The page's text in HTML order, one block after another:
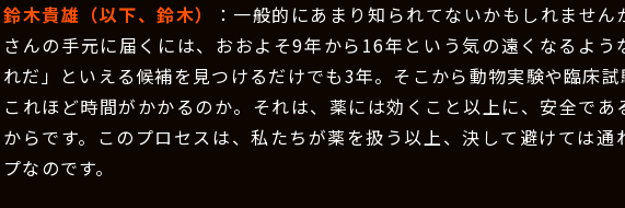
鈴木貴雄（以下、鈴木）
：一般的にあまり知られてないかもしれませ
さんの手元に届くには、おおよそ9年から16年という気の遠くなるよう
れだ」といえる候補を見つけるだけでも3年。そこから動物実験や臨床
これほど時間がかかるのか。それは、薬には効くこと以上に、安全で
からです。このプロセスは、私たちが薬を扱う以上、決して避けては
プなのです。